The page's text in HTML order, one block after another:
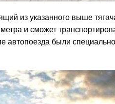
из указанного выше
и сможет
автопоезда были